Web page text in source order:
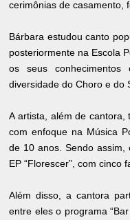
cerimônias de casamento,
Bárbara estudou canto
posteriormente na Escola
os seus
diversidade do Choro e do
A artista, além de
com enfoque na Música
de 10 anos. Sendo assim,
EP “Florescer”, com cinco
Além disso, a cantora
entre eles o programa